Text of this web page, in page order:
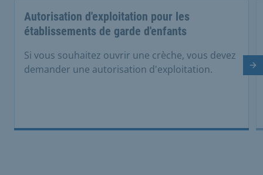
Autorisation d'exploitation pour les
établissements de garde d'enfants
Si vous souhaitez ouvrir une crèche, vous devez
demander une autorisation d'exploitation.